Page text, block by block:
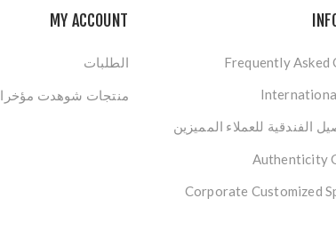
Frequently Asked
الفندقية للعملاء المميزين
Authenticity
Corporate Customized
MY ACCOUNT
الطلبات
منتجات شوهدت مؤخرا